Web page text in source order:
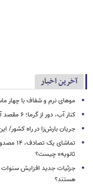
آخرین اخبار
موهای نرم و شفاف با چهار
کنار آب، دور از گرما؛ ۶ مقصد آبی/ بهترین دریاچه‌های نزدیک تهران
جریان بارش‌زا در راه کشور/
ثانویه» چیست؟
جزئیات جدید افزایش سنوات
هستند؟